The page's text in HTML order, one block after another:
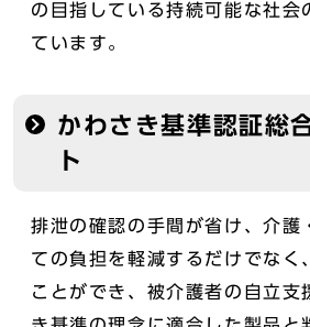
の目指している持続可能な社会
ています。
かわさき基準認証総
ト
排泄の確認の手間が省け、介護
ての負担を軽減するだけでなく
ことができ、被介護者の自立支